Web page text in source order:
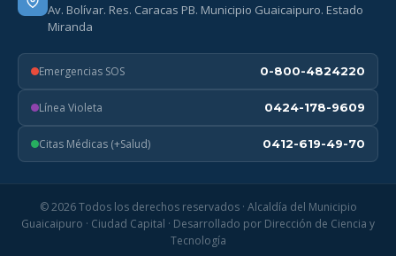
Av. Bolívar. Res. Caracas PB. Municipio Guaicaipuro. Estado
Miranda
Emergencias SOS 0-800-4824220
Línea Violeta 0424-178-9609
Citas Médicas (+Salud) 0412-619-49-70
© 2026 Todos los derechos reservados · Alcaldía del Municipio
Guaicaipuro · Ciudad Capital · Desarrollado por Dirección de Ciencia y
Tecnología